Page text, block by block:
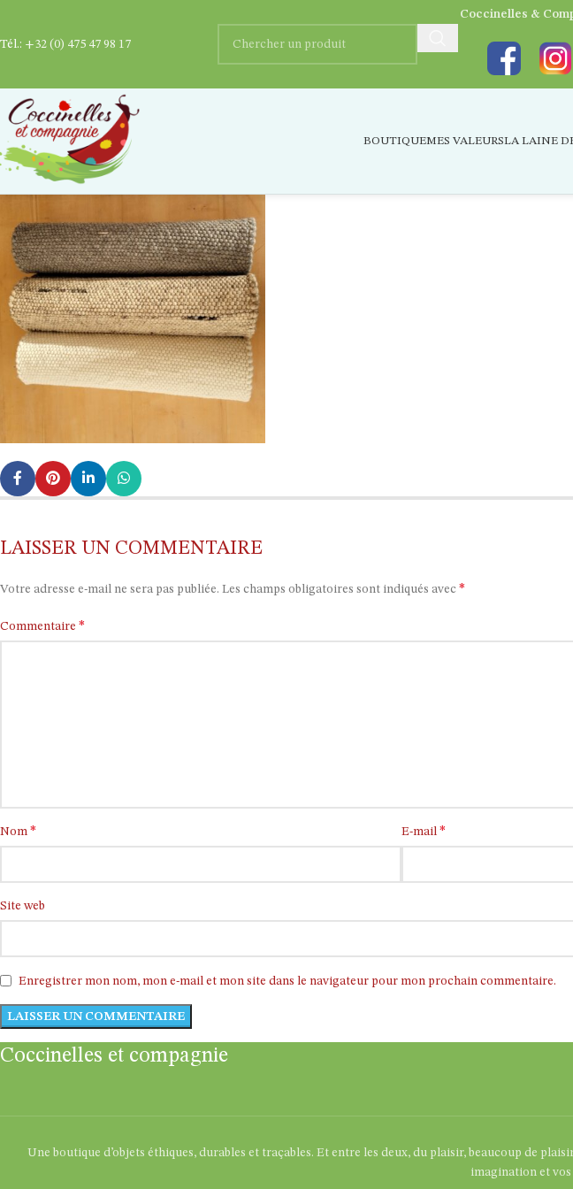
BOUTIQUEMES VALEURSLA LAINE
20220120_154149
Posted by Ygaëlle Dupriez
0
LAISSER UN COMMENTAIRE
Votre adresse e-mail ne sera pas publiée. Les champs obligatoires sont indiqués avec *
Commentaire *
Nom * E-mail*
Site web
Enregistrer mon nom, mon e-mail et mon site dans le navigateur pour mon prochain commentaire.
Coccinelles et compagnie
Une boutique d’objets éthiques, durables et traçables. Et entre les deux, du plaisir, beaucoup de
imagination et vos
Tél.: +32 (0) 475 47 98 17
Coccinelles &